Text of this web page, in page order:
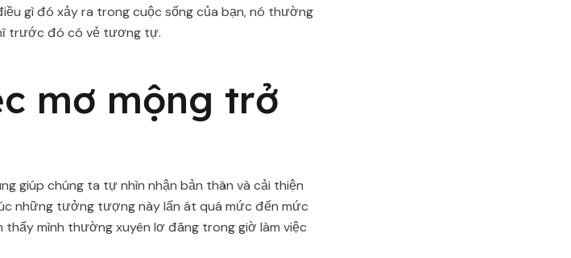
gì đó xảy ra trong cuộc sống của bạn, nó thường
trước đó có vẻ tương tự.
mơ mộng trở
giúp chúng ta tự nhìn nhận bản thân và cải thiện
những tưởng tượng này lấn át quá mức đến mức
mình thường xuyên lơ đãng trong giờ làm việc